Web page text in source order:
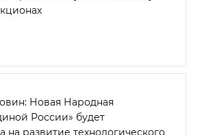
Новая Народная
России» будет
на развитие технологического